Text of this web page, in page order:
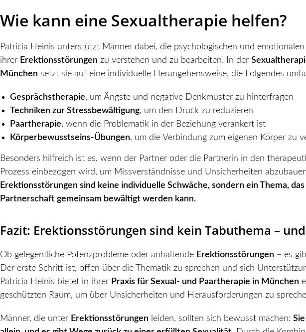
Wie kann eine Sexualtherapie helfen?
Patricia Heinis unterstützt Männer dabei, die psychologischen und
ihrer Erektionsstörungen zu verstehen und zu bearbeiten. In der
München setzt sie auf eine individuelle Herangehensweise, die Folgendes
Gesprächstherapie, um Ängste und negative Denkmuster zu hinterfragen
Techniken zur Stressbewältigung, um den Druck zu reduzieren
Paartherapie, wenn die Problematik in der Beziehung verankert ist
Körperbewusstseins-Übungen, um die Verbindung zum eigenen Körper zu
Besonders hilfreich ist es, wenn der Partner oder die Partnerin in den
Prozess einbezogen wird, um Missverständnisse und Unsicherheiten
Erektionsstörungen sind keine individuelle Schwäche, sondern ein Thema,
Partnerschaft gemeinsam bewältigt werden kann.
Fazit: Erektionsstörungen sind kein Tabuthema –
Ob gelegentliche Potenzprobleme oder anhaltende Erektionsstörungen – es
Der erste Schritt ist, offen über die Thematik zu sprechen und sich
Patricia Heinis bietet in ihrer Praxis für Sexual- und Paartherapie in München
geschützten Raum, um über Unsicherheiten und Herausforderungen zu
Männer, die unter Erektionsstörungen leiden, sollten sich bewusst machen: